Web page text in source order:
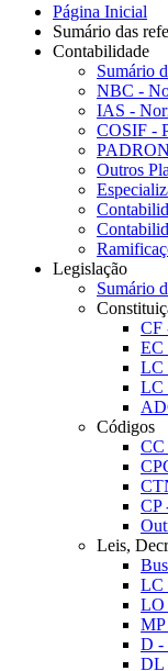
Página Inicial
Sumário das
Contabilidade
Sumário
NBC -
IAS -
COSIF -
Outros
Legislação
Sumário
CF
EC
LC
LC
Códigos
CC
CP
Leis,
LC
LO
MP
D -
DL